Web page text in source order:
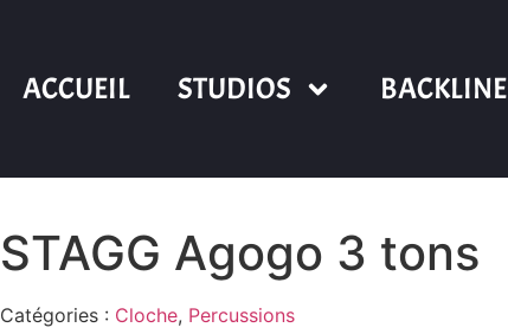
ACCUEIL STUDIOS BACKLINE
STAGG Agogo 3 tons
Catégories : Cloche, Percussions